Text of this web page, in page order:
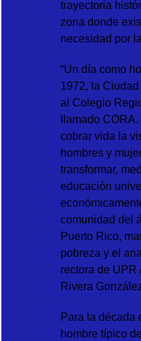
trayectoria
zona donde
necesidad por
“Un día como
1972, la
al Colegio
llamado
cobrar vida la
hombres y
transformar,
educación
comunidad del
Puerto Rico,
pobreza y el
rectora de UPR
Rivera
Para la década
hombre típico